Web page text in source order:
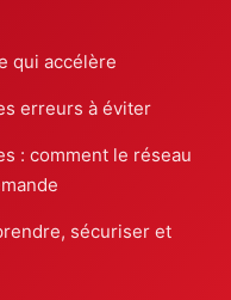
qui accélère
erreurs à éviter
: comment le réseau
sécuriser et